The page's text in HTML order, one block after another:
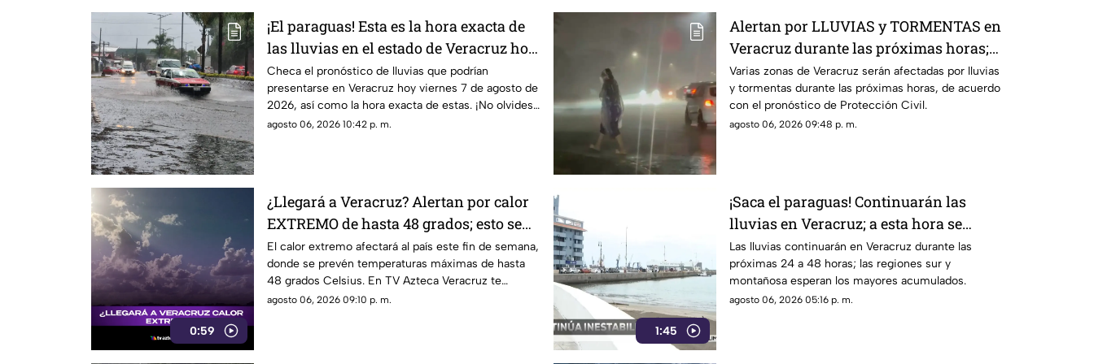
¡El paraguas! Esta es la hora exacta de
las lluvias en el estado de Veracruz hoy
7 de agosto de 2026
Checa el pronóstico de lluvias que podrían
presentarse en Veracruz hoy viernes 7 de agosto de
2026, así como la hora exacta de estas. ¡No olvides
el paraguas!
agosto 06, 2026 10:42 p. m.
Alertan por LLUVIAS y TORMENTAS en
Veracruz durante las próximas horas;
estas serán las ZONAS AFECTADAS
Varias zonas de Veracruz serán afectadas por lluvias
y tormentas durante las próximas horas, de acuerdo
con el pronóstico de Protección Civil.
agosto 06, 2026 09:48 p. m.
0:59
¿Llegará a Veracruz? Alertan por calor
EXTREMO de hasta 48 grados; esto se
sabe
El calor extremo afectará al país este fin de semana,
donde se prevén temperaturas máximas de hasta
48 grados Celsius. En TV Azteca Veracruz te
compartimos los detalles.
agosto 06, 2026 09:10 p. m.
1:45
¡Saca el paraguas! Continuarán las
lluvias en Veracruz; a esta hora se
esperan
Las lluvias continuarán en Veracruz durante las
próximas 24 a 48 horas; las regiones sur y
montañosa esperan los mayores acumulados.
agosto 06, 2026 05:16 p. m.